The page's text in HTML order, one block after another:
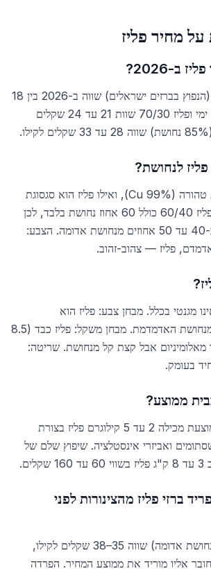
מחיר פליז
ב-2026?
קילו פליז 60/40 (הנפוץ בברזים ישראלים) שווה ב-2026 בין 18
ל-21 שקלים. פליז ימי ופליז 70/30 שוות 21 עד 24 שקלים
לנחושת?
נחושת היא מתכת טהורה (Cu 99%), ואילו פליז הוא סגסוגת
של נחושת ואבץ. פליז 60/40 כולל 60 אחוז נחושת בלבד, לכן
מחירו נמוך יותר ב-40 עד 50 אחוזים מנחושת אדומה. הצבע:
פליז — צהוב-זהוב.
מגנטי בכלל. מבחן צבע: פליז הוא
צהוב-זהוב, שונה מנחושת האדמדמת. מבחן משקל: פליז כבד (8.5
אבל קצת קל מנחושת. שריטה:
בעומק.
ממוצע?
דירה ישראלית ממוצעת מכילה 2 עד 5 קילוגרם פליז בצורת
ואביזרי אינסטלציה. שיפוץ שלם של
ברזי פליז מהצינורות לפני
כן. צינור נחושת (נחושת אדומה) שווה 35–38 שקלים לקילו,
אליו מוריד את ממוצע המחיר. הפרדה